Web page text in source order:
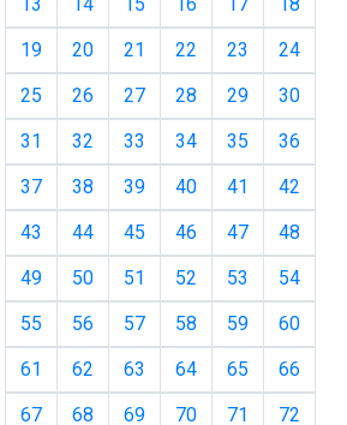
19
20 21 22 23
24
25
26 27 28 29
30
31
32 33 34 35
36
37
38 39 40 41
42
43
44 45 46 47
48
49
50 51 52 53
54
55
56 57 58 59
60
61
62 63 64 65
66
67
68 69 70 71 72